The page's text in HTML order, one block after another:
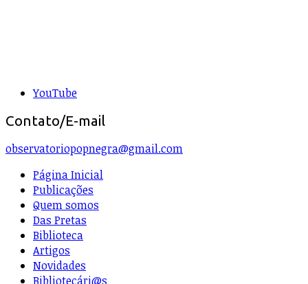
YouTube
Contato/E-mail
observatoriopopnegra@gmail.com
Página Inicial
Publicações
Quem somos
Das Pretas
Biblioteca
Artigos
Novidades
Bibliotecári@s